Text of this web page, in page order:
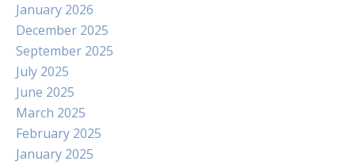
January 2026
December 2025
September 2025
July 2025
June 2025
March 2025
February 2025
January 2025